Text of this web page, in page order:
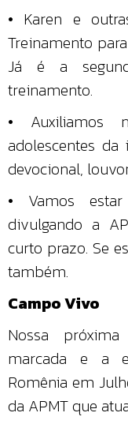
• Karen e
Treinamento
Já é a
treinamento.
• Auxiliamos
adolescentes
devocional,
• Vamos
divulgando a
curto prazo. Se
também.
Campo Vivo
Nossa
marcada e a
Romênia em
da APMT que